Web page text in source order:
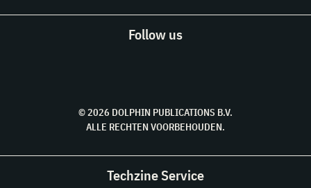
Follow us
© 2026 DOLPHIN PUBLICATIONS B.V.
ALLE RECHTEN VOORBEHOUDEN.
Techzine Service